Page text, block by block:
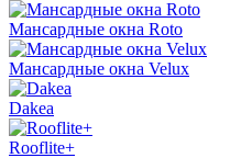
Мансардные окна Roto
Мансардные окна Velux
Dakea
Rooflite+